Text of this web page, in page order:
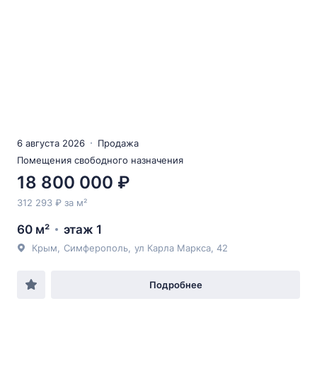
6 августа 2026
Продажа
Помещения свободного назначения
18 800 000 ₽
312 293 ₽ за м²
60 м² этаж 1
Крым Симферополь ул Карла Маркса , 42
Подробнее